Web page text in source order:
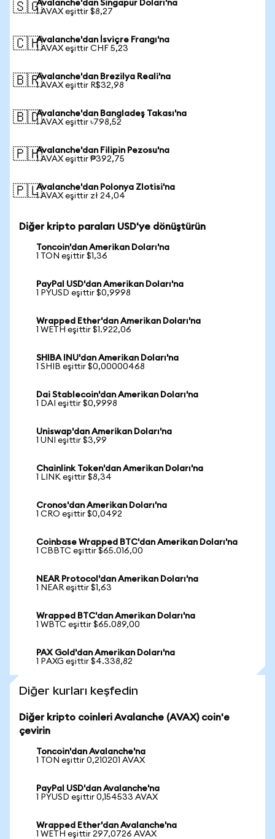
🇸🇬Avalanche'dan Singapur Doları'na
1 AVAX eşittir $8,27
🇨🇭Avalanche'dan İsviçre Frangı'na
1 AVAX eşittir CHF 5,23
🇧🇷Avalanche'dan Brezilya Reali'na
1 AVAX eşittir R$32,98
🇧🇩Avalanche'dan Bangladeş Takası'na
1 AVAX eşittir ৳798,52
🇵🇭Avalanche'dan Filipin Pezosu'na
1 AVAX eşittir ₱392,75
🇵🇱Avalanche'dan Polonya Zlotisi'na
1 AVAX eşittir zł 24,04
Diğer kripto paraları USD'ye dönüştürün
Toncoin'dan Amerikan Doları'na
1 TON eşittir $1,36
PayPal USD'dan Amerikan Doları'na
1 PYUSD eşittir $0,9998
Wrapped Ether'dan Amerikan Doları'na
1 WETH eşittir $1.922,06
SHIBA INU'dan Amerikan Doları'na
1 SHIB eşittir $0,00000468
Dai Stablecoin'dan Amerikan Doları'na
1 DAI eşittir $0,9998
Uniswap'dan Amerikan Doları'na
1 UNI eşittir $3,99
Chainlink Token'dan Amerikan Doları'na
1 LINK eşittir $8,34
Cronos'dan Amerikan Doları'na
1 CRO eşittir $0,0492
Coinbase Wrapped BTC'dan Amerikan Doları'na
1 CBBTC eşittir $65.016,00
NEAR Protocol'dan Amerikan Doları'na
1 NEAR eşittir $1,63
Wrapped BTC'dan Amerikan Doları'na
1 WBTC eşittir $65.089,00
PAX Gold'dan Amerikan Doları'na
1 PAXG eşittir $4.338,82
Diğer kurları keşfedin
Diğer kripto coinleri Avalanche (AVAX) coin'e
çevirin
Toncoin'dan Avalanche'na
1 TON eşittir 0,210201 AVAX
PayPal USD'dan Avalanche'na
1 PYUSD eşittir 0,154533 AVAX
Wrapped Ether'dan Avalanche'na
1 WETH eşittir 297,0726 AVAX